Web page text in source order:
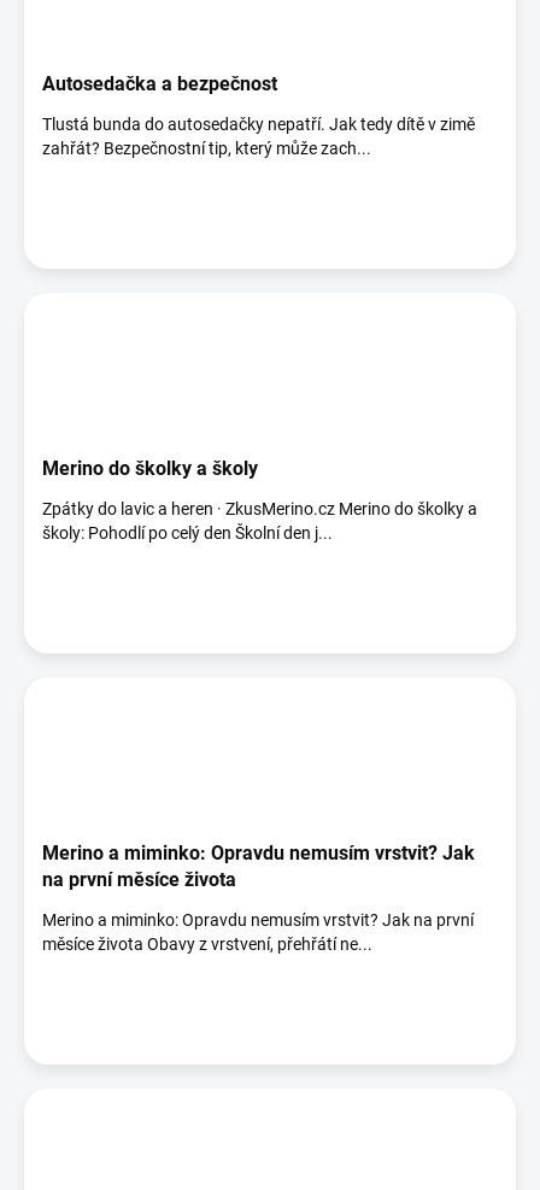
Autosedačka a bezpečnost
Tlustá bunda do autosedačky nepatří. Jak tedy dítě v zimě
zahřát? Bezpečnostní tip, který může zach...
Merino do školky a školy
Zpátky do lavic a heren · ZkusMerino.cz Merino do školky a
školy: Pohodlí po celý den Školní den j...
Merino a miminko: Opravdu nemusím vrstvit? Jak
na první měsíce života
Merino a miminko: Opravdu nemusím vrstvit? Jak na první
měsíce života Obavy z vrstvení, přehřátí ne...